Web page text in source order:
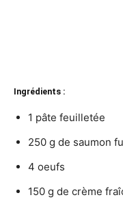
Ingrédients :
1 pâte feuilletée
250 g de saumon
4 oeufs
150 g de crème